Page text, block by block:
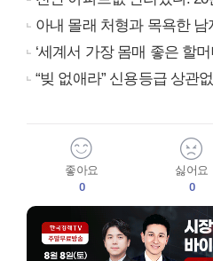
아내 몰래 처형과 목욕한 남
‘세계서 가장 몸매 좋은 할
“빚 없애라” 신용등급 상관
좋아요
0
싫어요
0